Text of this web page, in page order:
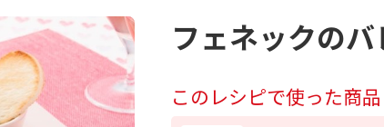
フェネックの
このレシピで使った商品